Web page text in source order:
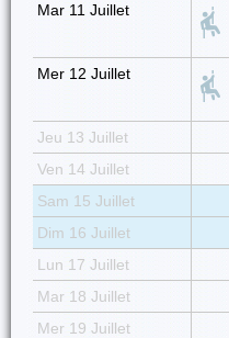
Mar 11 Juillet
Mer 12 Juillet
Jeu 13 Juillet
Ven 14 Juillet
Sam 15 Juillet
Dim 16 Juillet
Lun 17 Juillet
Mar 18 Juillet
Mer 19 Juillet